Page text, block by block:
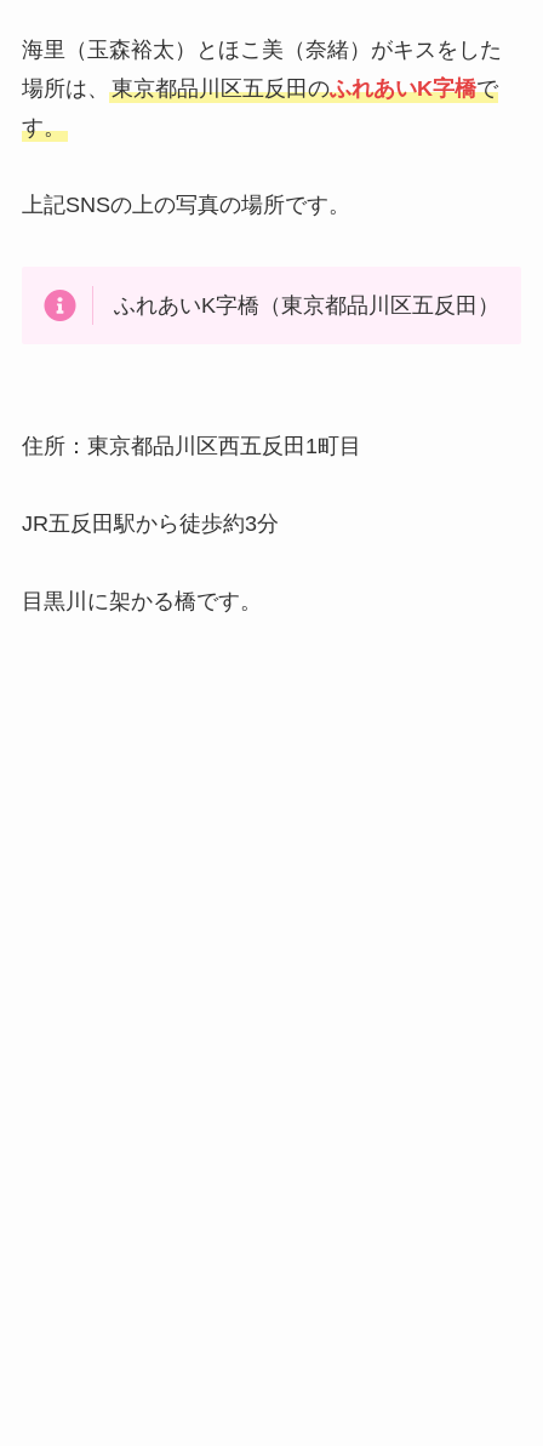
海里（玉森裕太）とほこ美（奈緒）がキスをした
場所は、 東京都品川区五反田のふれあいK字橋で
す。
上記SNSの上の写真の場所です。
ふれあいK字橋（東京都品川区五反田）
住所：東京都品川区西五反田1町目
JR五反田駅から徒歩約3分
目黒川に架かる橋です。